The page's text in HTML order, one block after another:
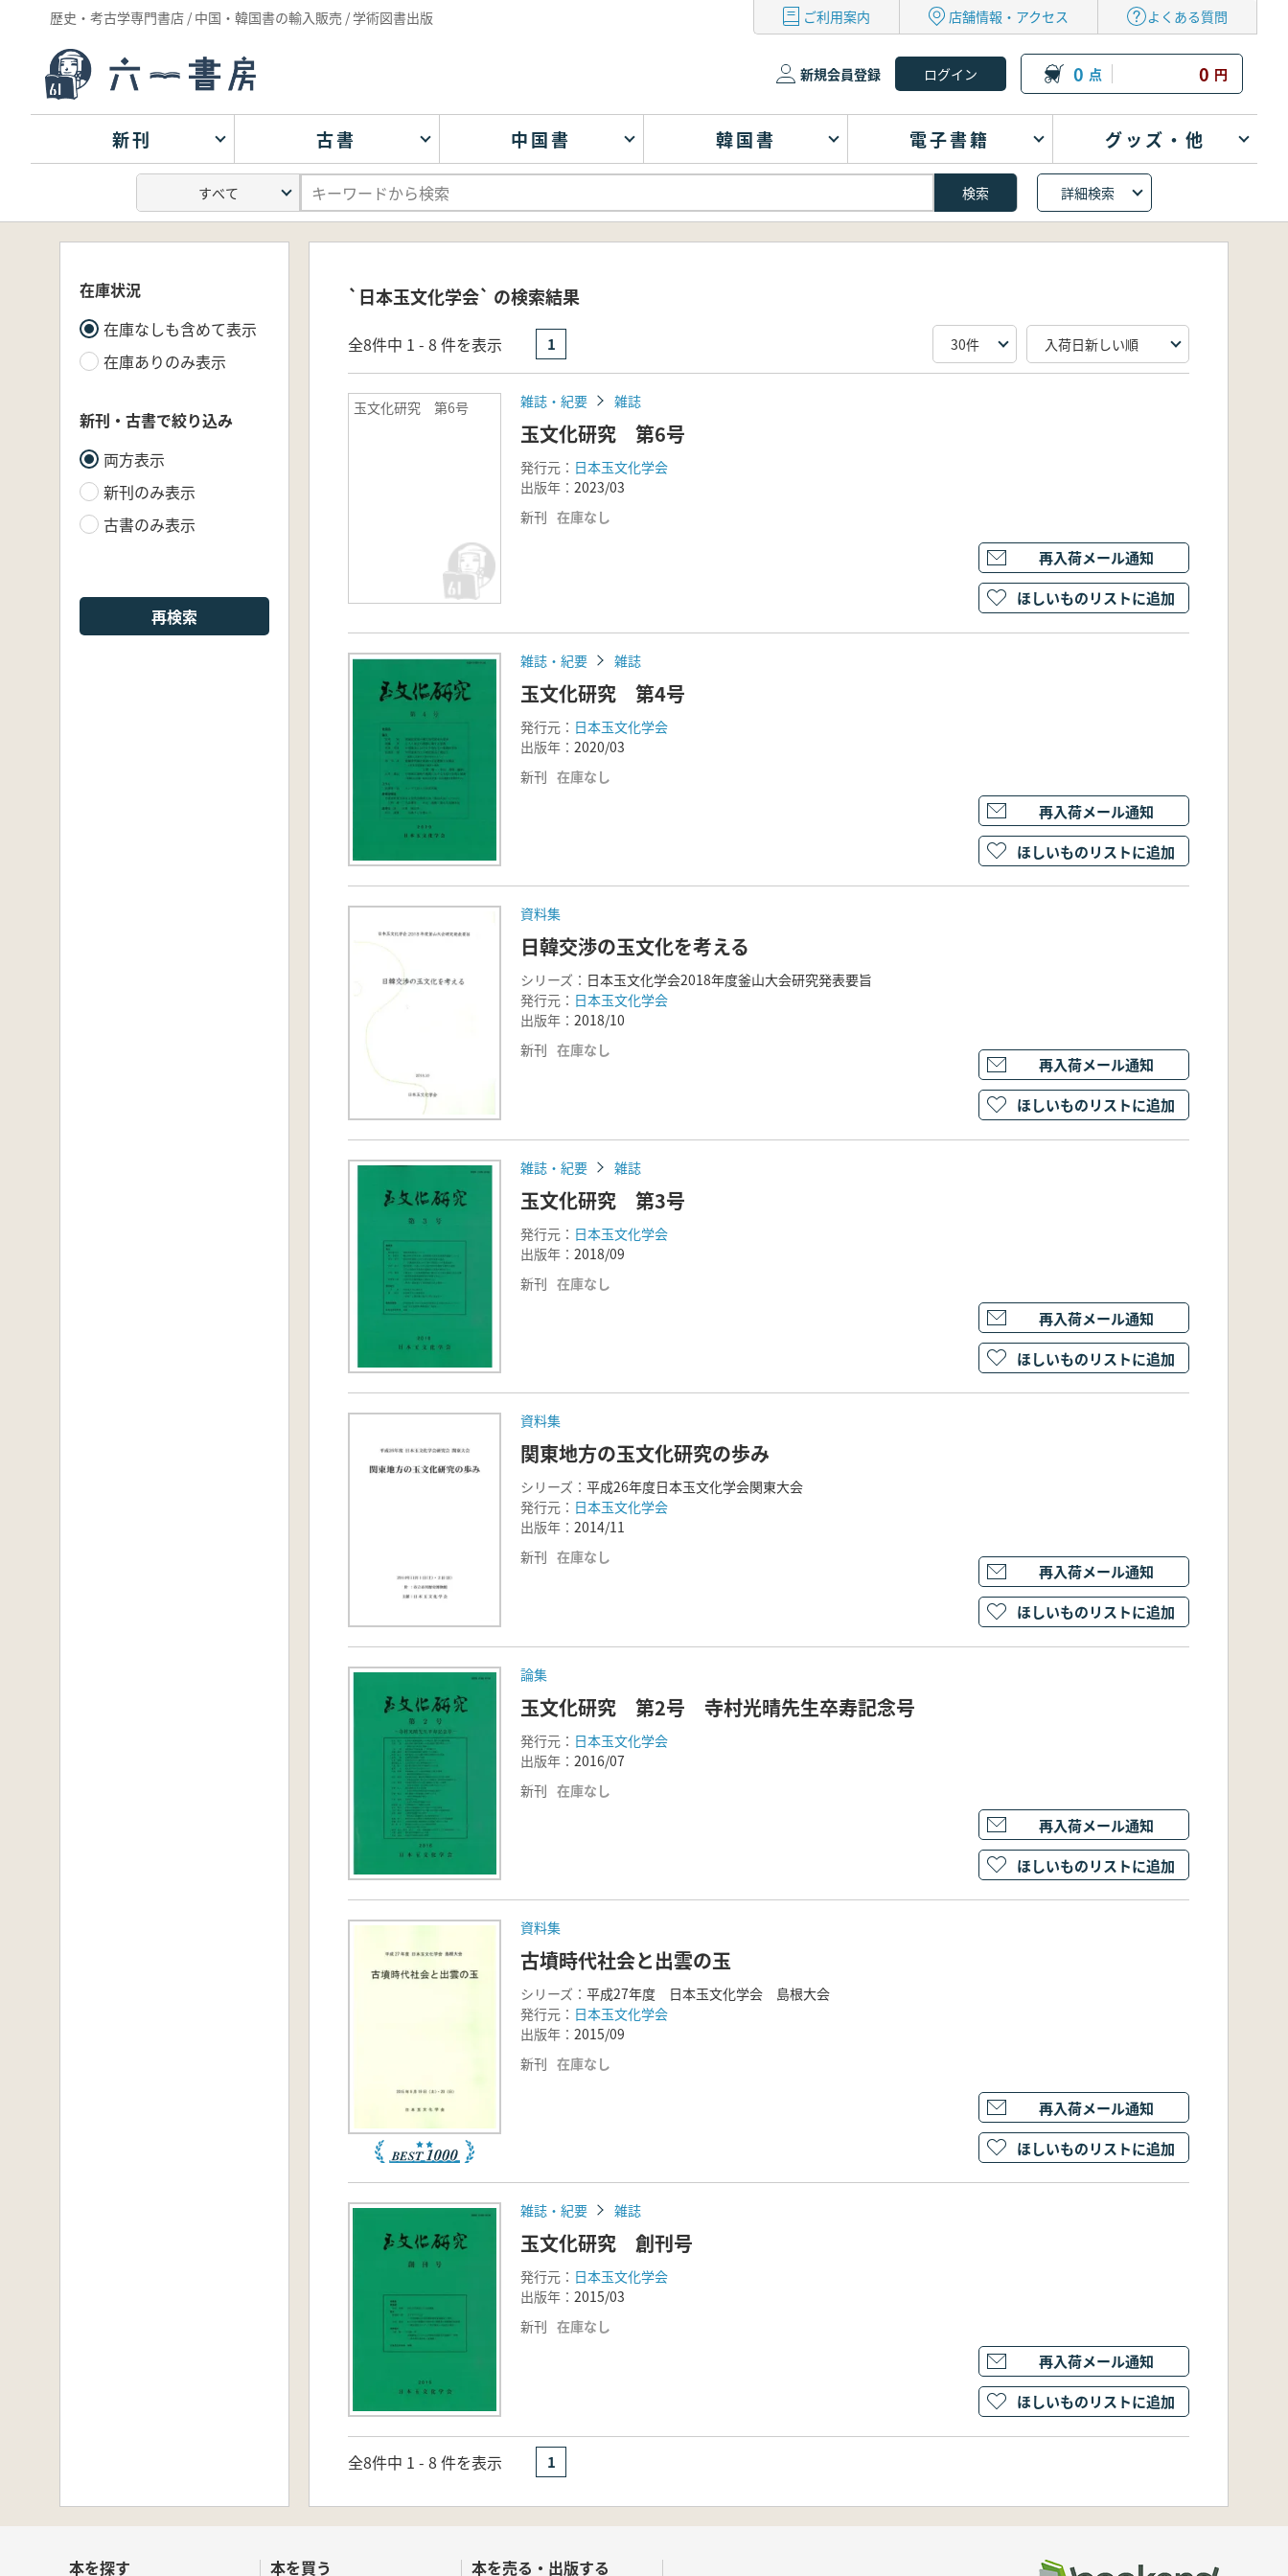
歴史・考古学専門書店 / 中国・韓国書の輸入販売 / 学術図書出版 ご利用案内 店舗情報・アクセス よくある質問
新規会員登録 0 点 0 円
新刊 古書 中国書 韓国書 電子書籍 グッズ・他
詳細検索
在庫状況
在庫なしも含めて表示
在庫ありのみ表示
新刊・古書で絞り込み
両方表示
新刊のみ表示
古書のみ表示
再検索
`日本玉文化学会` の検索結果
全8件中 1 - 8 件を表示 1
玉文化研究 第6号 雑誌・紀要 雑誌
玉文化研究 第6号
発行元： 日本玉文化学会
出版年： 2023/03
新刊 在庫なし
再入荷メール通知
ほしいものリストに追加
雑誌・紀要 雑誌
玉文化研究 第4号
発行元： 日本玉文化学会
出版年： 2020/03
新刊 在庫なし
再入荷メール通知
ほしいものリストに追加
資料集
日韓交渉の玉文化を考える
シリーズ： 日本玉文化学会2018年度釜山大会研究発表要旨
発行元： 日本玉文化学会
出版年： 2018/10
新刊 在庫なし
再入荷メール通知
ほしいものリストに追加
雑誌・紀要 雑誌
玉文化研究 第3号
発行元： 日本玉文化学会
出版年： 2018/09
新刊 在庫なし
再入荷メール通知
ほしいものリストに追加
資料集
関東地方の玉文化研究の歩み
シリーズ： 平成26年度日本玉文化学会関東大会
発行元： 日本玉文化学会
出版年： 2014/11
新刊 在庫なし
再入荷メール通知
ほしいものリストに追加
論集
玉文化研究 第2号 寺村光晴先生卒寿記念号
発行元： 日本玉文化学会
出版年： 2016/07
新刊 在庫なし
再入荷メール通知
ほしいものリストに追加
資料集
古墳時代社会と出雲の玉
シリーズ： 平成27年度 日本玉文化学会 島根大会
発行元： 日本玉文化学会
出版年： 2015/09
新刊 在庫なし
再入荷メール通知
ほしいものリストに追加
雑誌・紀要 雑誌
玉文化研究 創刊号
発行元： 日本玉文化学会
出版年： 2015/03
新刊 在庫なし
再入荷メール通知
ほしいものリストに追加
全8件中 1 - 8 件を表示 1
本を探す 本を買う 本を売る・出版する